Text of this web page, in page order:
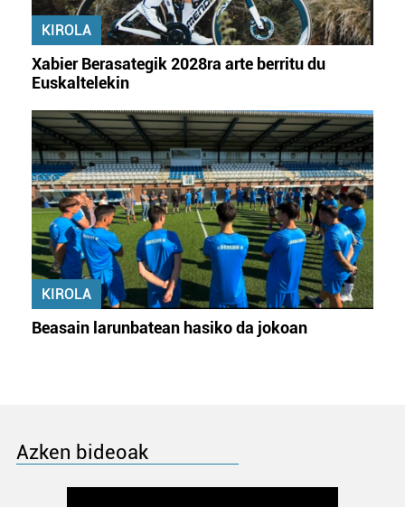
KIROLA
Xabier Berasategik 2028ra arte berritu du
Euskaltelekin
KIROLA
Beasain larunbatean hasiko da jokoan
Azken bideoak